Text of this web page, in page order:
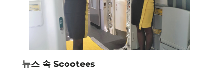
뉴스 속 Scootees